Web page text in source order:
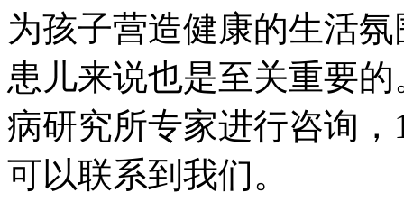
为孩子营造健康的生活
患儿来说也是至关重要
病研究所专家进行咨询，
可以联系到我们。